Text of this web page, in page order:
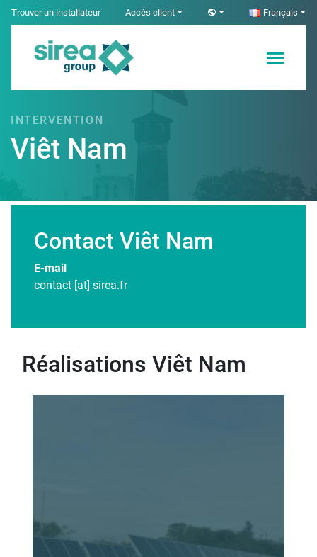
SkipTrouver un installateur Accès client Français
Solutions en
Électricité et
INTERVENTION
Viêt Nam
Page en construction ...
Contact Viêt Nam
E-mail
contact [at] sirea.fr
Réalisations Viêt Nam